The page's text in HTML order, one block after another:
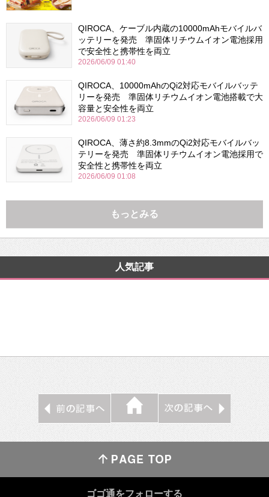
QIROCA、ケーブル内蔵の10000mAhモバイルバ
ッテリーを発売 準固体リチウムイオン電池採用
で安全性と携帯性を両立
2026/06/09 01:40
QIROCA、10000mAhのQi2対応モバイルバッテ
リーを発売 準固体リチウムイオン電池搭載で大
容量と安全性を両立
2026/06/09 01:23
QIROCA、薄さ約8.3mmのQi2対応モバイルバッ
テリーを発売 準固体リチウムイオン電池採用で
安全性と携帯性を両立
2026/06/09 01:08
もっとみる
人気記事
ゴゴ通をフォローする